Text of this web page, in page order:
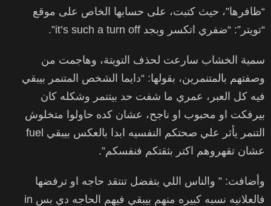
“ظافرها”، حيث كتبت، على حسابها الخاص على موقع
“تويتر”: “ضفري اتكسر وبجد it’s such a turn off”.
سمية الخشاب سارعت لحذف التويتة، وهاجمت من
وصفتهم بالمتنمرين، بقولها: “دايما الشخص المتنمر بيبقي
فيه كل العبر، عمري ما شفت حد بيتنمر وشكله كان
بيرفكت او محبوب او ناجح، عشان كده حاولوا متخلوش
التنمر يأثر علي صحتكم النفسيه ابدا بالعكس بيبقي fuel
عشان تقهروهم اكتر بثقتكم فنفسكم”.
وأضافت: ” والناس اللي بتفضل تنتقد حاجه او ترفضها
فالعلانيه نسبه كبيره منهم بيبقي فيهم الحاجه دي بس in